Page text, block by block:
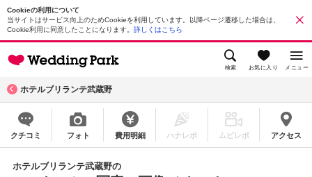
Cookieの利用について
当サイトはサービス向上のためCookieを利用しています。以降ページ遷移した場合は、
Cookie利用に同意したことになります。 詳しくはこちら
検索 お気に入り メニュー
ホテルブリランテ武蔵野
クチコミ フォト 費用明細 ハナレポ ムビレポ アクセス
ホテルブリランテ武蔵野の